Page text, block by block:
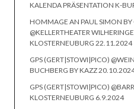
KALENDA PRÄSENTATION K-
HOMMAGE AN PAUL SIMON BY
@KELLERTHEATER
KLOSTERNEUBURG 22.11.2024
GPS (GERT|STOWI|PICO)
BUCHBERG BY KAZZ
GPS (GERT|STOWI|PICO)
KLOSTERNEUBURG 6.9.2024